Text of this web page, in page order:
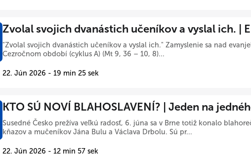
Zvolal svojich dvanástich učeníkov a vyslal ich. |
"Zvolal svojich dvanástich učeníkov a vyslal ich." Zamyslenie sa nad
Cezročnom období (cyklus A) (Mt 9, 36 – 10, 8)...
22. Jún 2026 - 19 min 25 sek
KTO SÚ NOVÍ BLAHOSLAVENÍ? | Jeden na
Susedné Česko prežíva veľkú radosť, 6. júna sa v Brne totiž konalo
kňazov a mučeníkov Jána Bulu a Václava Drbolu. Sú pr...
22. Jún 2026 - 12 min 57 sek